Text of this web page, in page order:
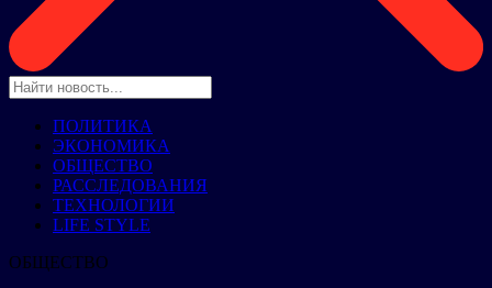
ПОЛИТИКА
ЭКОНОМИКА
ОБЩЕСТВО
РАССЛЕДОВАНИЯ
ТЕХНОЛОГИИ
LIFE STYLE
ОБЩЕСТВО